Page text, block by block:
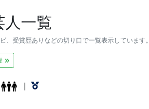
人一覧
受賞歴ありなどの切り口で一覧表示しています。
｜